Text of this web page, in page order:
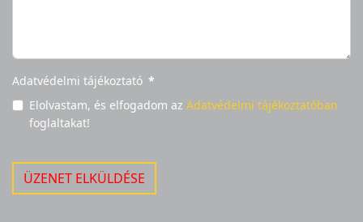
Adatvédelmi tájékoztató *
Elolvastam, és elfogadom az Adatvédelmi tájékoztatóban
foglaltakat!
ÜZENET ELKÜLDÉSE